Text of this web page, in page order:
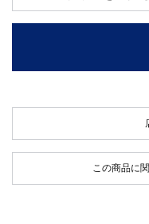
この商品に